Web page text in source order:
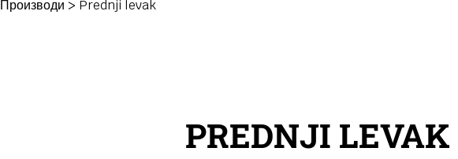
Производи > Prednji levak
PREDNJI LEVAK